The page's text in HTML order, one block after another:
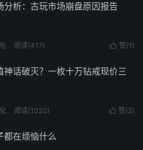
分析：古玩市场崩盘原因报告
 赞(1 )
阅读(417)
神话破灭？一枚十万钻戒现价三
 赞(2)
阅读(1020)
都在烦恼什么